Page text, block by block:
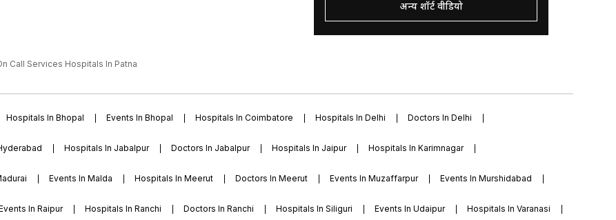
अन्य शॉर्ट वीडियो
Call Services Hospitals In Patna
Hospitals In Bhopal Events In Bhopal Hospitals In Coimbatore Hospitals In Delhi Doctors In Delhi
Hospitals In Jabalpur Doctors In Jabalpur Hospitals In Jaipur Hospitals In Karimnagar
Events In Malda Hospitals In Meerut Doctors In Meerut Events In Muzaffarpur Events In Murshidabad
In Raipur Hospitals In Ranchi Doctors In Ranchi Hospitals In Siliguri Events In Udaipur Hospitals In Varanasi